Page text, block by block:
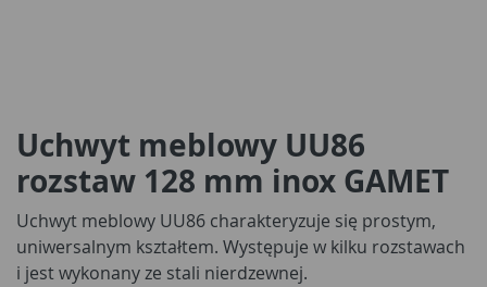
Uchwyt meblowy UU86
rozstaw 128 mm inox GAMET
Uchwyt meblowy UU86 charakteryzuje się prostym,
uniwersalnym kształtem. Występuje w kilku rozstawach
i jest wykonany ze stali nierdzewnej.